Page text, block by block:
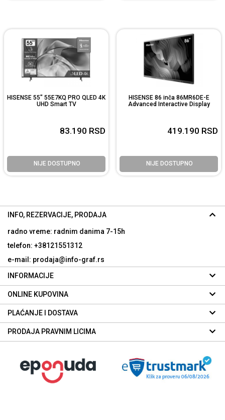
HISENSE 55" 55E7KQ PRO QLED 4K
UHD Smart TV
83.190 RSD
NIJE DOSTUPNO
HISENSE 86 inča 86MR6DE-E
Advanced Interactive Display
419.190 RSD
NIJE DOSTUPNO
INFO, REZERVACIJE, PRODAJA
radno vreme: radnim danima 7-15h
telefon: +38121551312
e-mail: prodaja@info-graf.rs
INFORMACIJE
ONLINE KUPOVINA
PLAĆANJE I DOSTAVA
PRODAJA PRAVNIM LICIMA